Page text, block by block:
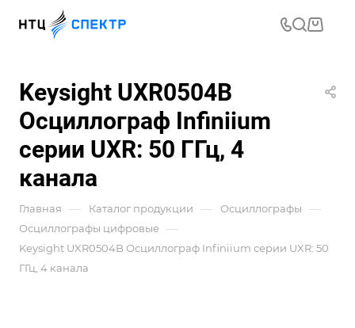
Keysight UXR0504B
Осциллограф Infiniium
серии UXR: 50 ГГц, 4
канала
Главная — Каталог продукции — Осциллографы —
Осциллографы цифровые —
Keysight UXR0504B Осциллограф Infiniium серии UXR: 50
ГГц, 4 канала